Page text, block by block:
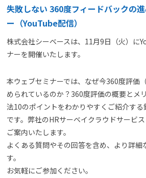
失敗しない 360度フィードバックの
ー（YouTube配信）
株式会社シーベースは、11月9日（火）に
ナーを開催いたします。
本ウェブセミナーでは、なぜ今360度評価
められているのか？360度評価の概要とメ
法10のポイントをわかりやすくご紹介す
です。弊社のHRサーベイクラウドサービ
ご案内いたします。
よくある質問やその回答を含め、より詳細
す。
お気軽にご参加ください。